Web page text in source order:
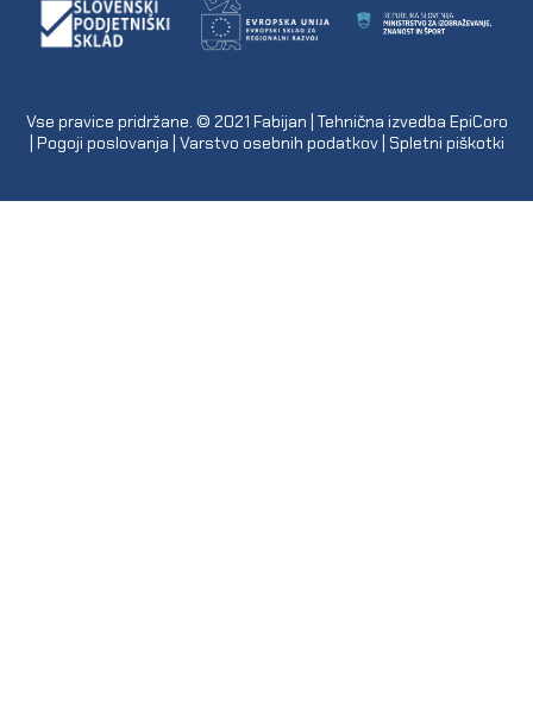
Vse pravice pridržane. © 2021 Fabijan | Tehnična izvedba EpiCoro
Pogoji poslovanja Varstvo osebnih podatkov| Spletni piškotki